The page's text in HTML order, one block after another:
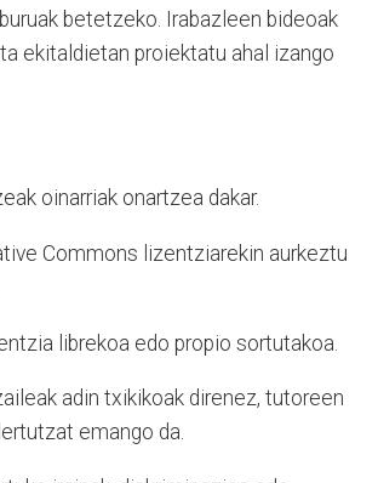
betetzeko. Irabazleen bideoak
ekitaldietan proiektatu ahal izango
oinarriak onartzea dakar.
Commons lizentziarekin aurkeztu
librekoa edo propio sortutakoa.
adin txikikoak direnez, tutoreen
emango da.